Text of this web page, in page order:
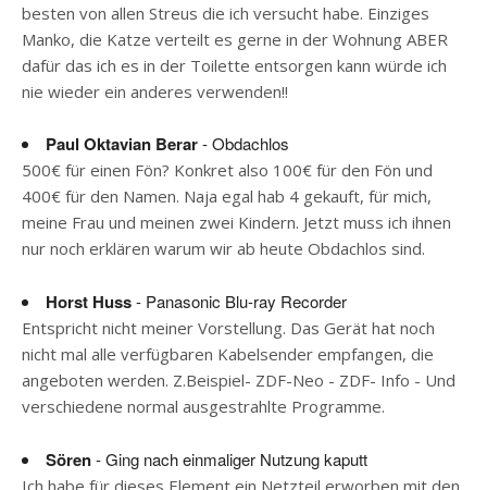
besten von allen Streus die ich versucht habe. Einziges
Manko, die Katze verteilt es gerne in der Wohnung ABER
dafür das ich es in der Toilette entsorgen kann würde ich
nie wieder ein anderes verwenden!!
Paul Oktavian Berar- Obdachlos
500€ für einen Fön? Konkret also 100€ für den Fön und
400€ für den Namen. Naja egal hab 4 gekauft, für mich,
meine Frau und meinen zwei Kindern. Jetzt muss ich ihnen
nur noch erklären warum wir ab heute Obdachlos sind.
Horst Huss- Panasonic Blu-ray Recorder
Entspricht nicht meiner Vorstellung. Das Gerät hat noch
nicht mal alle verfügbaren Kabelsender empfangen, die
angeboten werden. Z.Beispiel- ZDF-Neo - ZDF- Info - Und
verschiedene normal ausgestrahlte Programme.
Sören- Ging nach einmaliger Nutzung kaputt
Ich habe für dieses Element ein Netzteil erworben mit den